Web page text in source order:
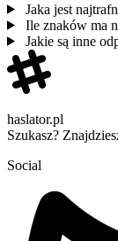
Jaka jest
Ile znaków ma
Jakie są inne
haslator.pl
Szukasz?
Social